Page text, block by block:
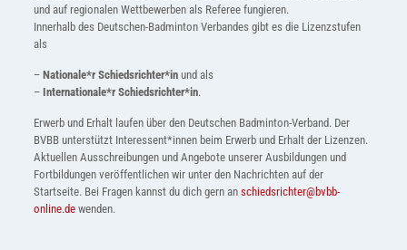
und auf regionalen Wettbewerben als Referee fungieren.
Innerhalb des Deutschen-Badminton Verbandes gibt es die Lizenzstufen
als
– Nationale*r Schiedsrichter*inund als
– Internationale*r Schiedsrichter*in.
Erwerb und Erhalt laufen über den Deutschen Badminton-Verband. Der
BVBB unterstützt Interessent*innen beim Erwerb und Erhalt der Lizenzen.
Aktuellen Ausschreibungen und Angebote unserer Ausbildungen und
Fortbildungen veröffentlichen wir unter den Nachrichten auf der
Startseite. Bei Fragen kannst du dich gern an schiedsrichter@bvbb-
online.dewenden.